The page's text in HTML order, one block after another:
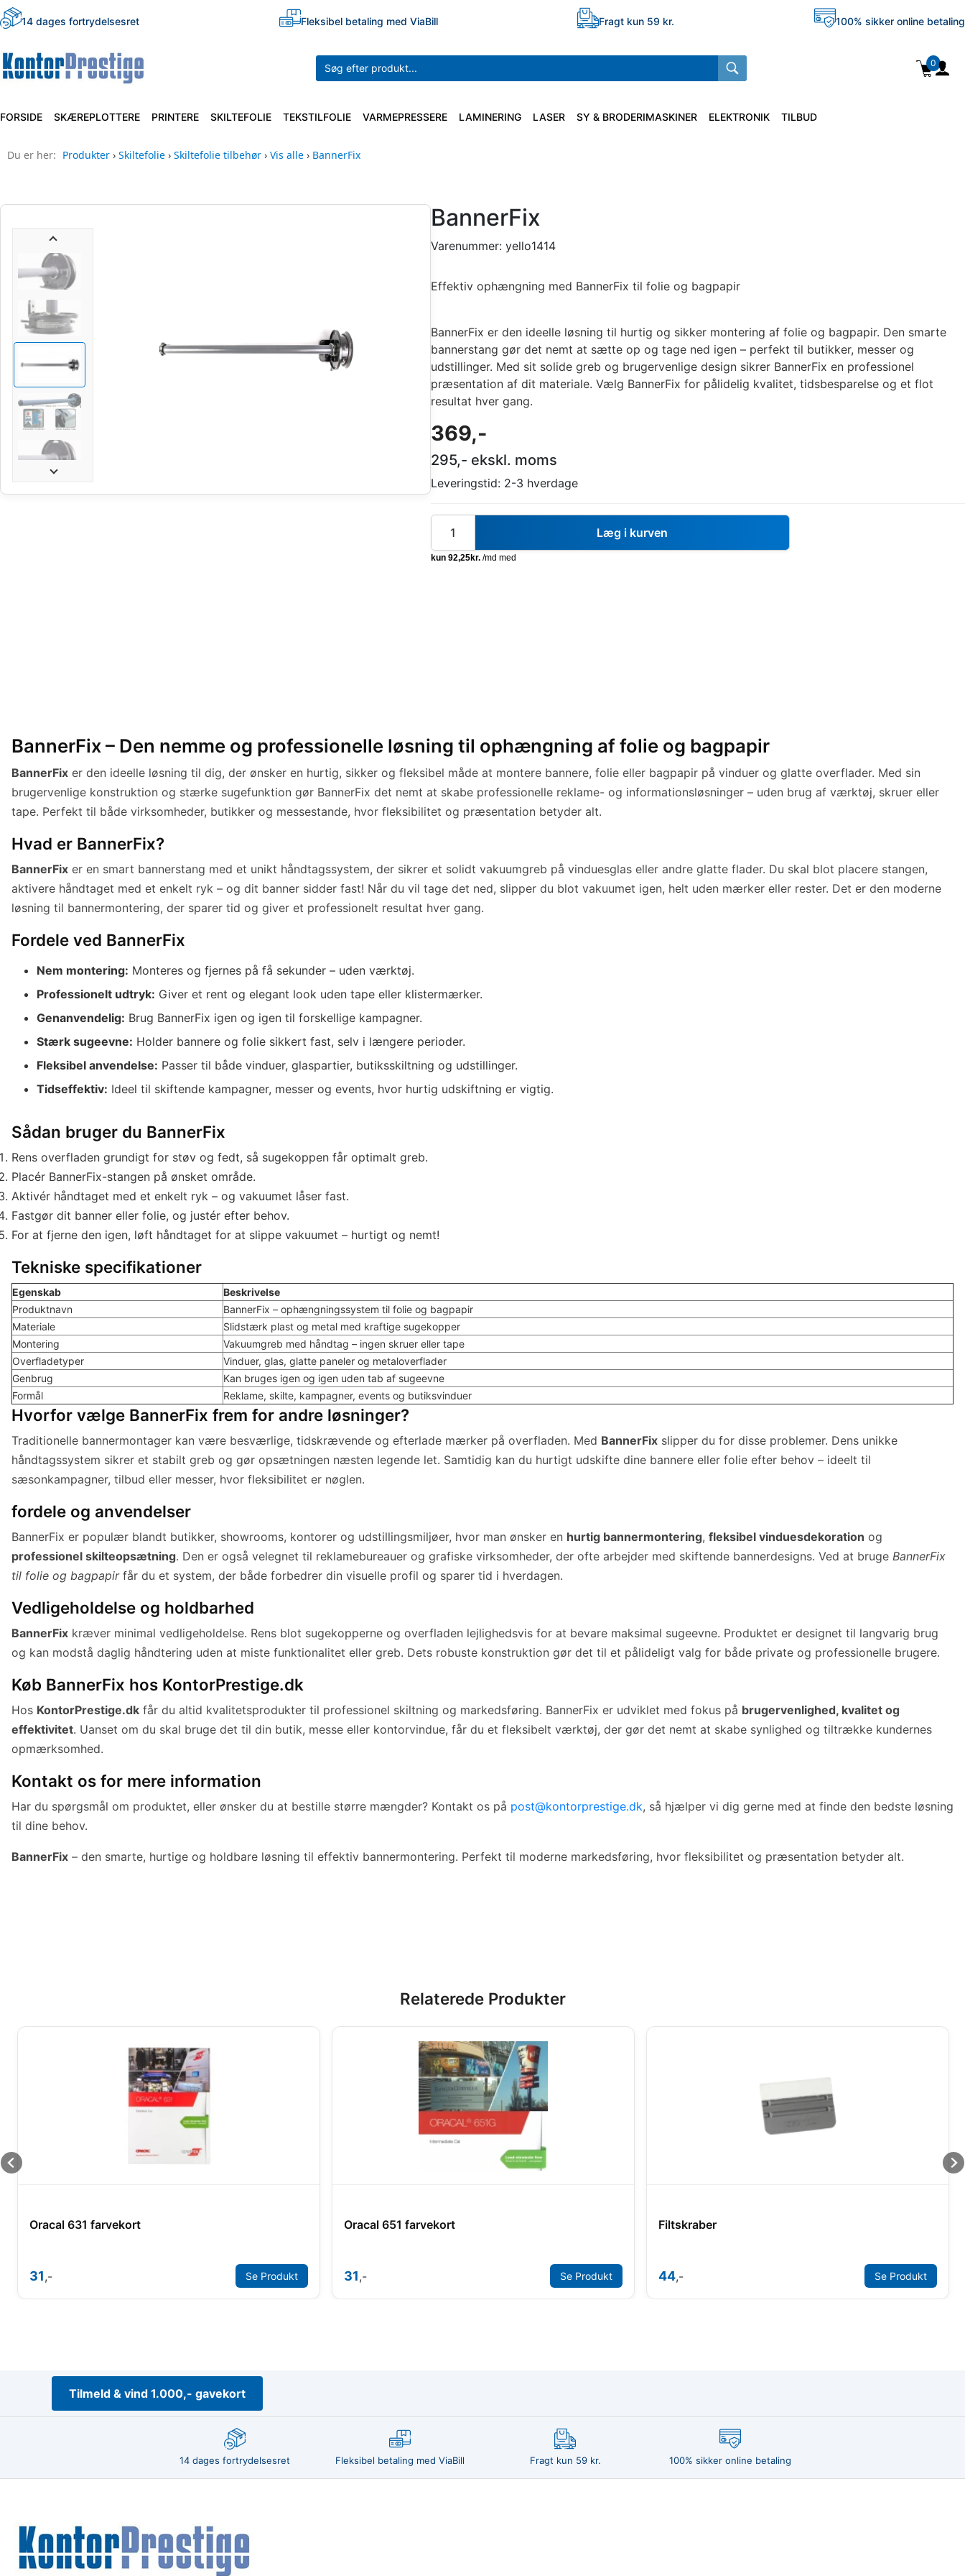
14 dages fortrydelsesret Fleksibel betaling med ViaBill Fragt kun 59 kr. 100% sikker online betaling
0
FORSIDE SKÆREPLOTTERE PRINTERE SKILTEFOLIE TEKSTILFOLIE VARMEPRESSERE LAMINERING LASER SY & BRODERIMASKINER ELEKTRONIK TILBUD
Du er her: Produkter › Skiltefolie › Skiltefolie tilbehør › Vis alle › BannerFix
BannerFix
Varenummer: yello1414
Effektiv ophængning med BannerFix til folie og bagpapir
BannerFix er den ideelle løsning til hurtig og sikker montering af folie og bagpapir. Den smarte
bannerstang gør det nemt at sætte op og tage ned igen – perfekt til butikker, messer og
udstillinger. Med sit solide greb og brugervenlige design sikrer BannerFix en professionel
præsentation af dit materiale. Vælg BannerFix for pålidelig kvalitet, tidsbesparelse og et flot
resultat hver gang.
369,-
295,- ekskl. moms
Leveringstid: 2-3 hverdage
Læg i kurven
BannerFix – Den nemme og professionelle løsning til ophængning af folie og bagpapir
BannerFix er den ideelle løsning til dig, der ønsker en hurtig, sikker og fleksibel måde at montere bannere, folie eller bagpapir på vinduer og glatte overflader. Med sin
brugervenlige konstruktion og stærke sugefunktion gør BannerFix det nemt at skabe professionelle reklame- og informationsløsninger – uden brug af værktøj, skruer eller
tape. Perfekt til både virksomheder, butikker og messestande, hvor fleksibilitet og præsentation betyder alt.
Hvad er BannerFix?
BannerFix er en smart bannerstang med et unikt håndtagssystem, der sikrer et solidt vakuumgreb på vinduesglas eller andre glatte flader. Du skal blot placere stangen,
aktivere håndtaget med et enkelt ryk – og dit banner sidder fast! Når du vil tage det ned, slipper du blot vakuumet igen, helt uden mærker eller rester. Det er den moderne
løsning til bannermontering, der sparer tid og giver et professionelt resultat hver gang.
Fordele ved BannerFix
Nem montering: Monteres og fjernes på få sekunder – uden værktøj.
Professionelt udtryk: Giver et rent og elegant look uden tape eller klistermærker.
Genanvendelig: Brug BannerFix igen og igen til forskellige kampagner.
Stærk sugeevne: Holder bannere og folie sikkert fast, selv i længere perioder.
Fleksibel anvendelse: Passer til både vinduer, glaspartier, butiksskiltning og udstillinger.
Tidseffektiv: Ideel til skiftende kampagner, messer og events, hvor hurtig udskiftning er vigtig.
Sådan bruger du BannerFix
Rens overfladen grundigt for støv og fedt, så sugekoppen får optimalt greb.
Placér BannerFix-stangen på ønsket område.
Aktivér håndtaget med et enkelt ryk – og vakuumet låser fast.
Fastgør dit banner eller folie, og justér efter behov.
For at fjerne den igen, løft håndtaget for at slippe vakuumet – hurtigt og nemt!
Tekniske specifikationer
Egenskab
Beskrivelse
Produktnavn
BannerFix – ophængningssystem til folie og bagpapir
Materiale
Slidstærk plast og metal med kraftige sugekopper
Montering
Vakuumgreb med håndtag – ingen skruer eller tape
Overfladetyper
Vinduer, glas, glatte paneler og metaloverflader
Genbrug
Kan bruges igen og igen uden tab af sugeevne
Formål
Reklame, skilte, kampagner, events og butiksvinduer
Hvorfor vælge BannerFix frem for andre løsninger?
Traditionelle bannermontager kan være besværlige, tidskrævende og efterlade mærker på overfladen. Med BannerFix slipper du for disse problemer. Dens unikke
håndtagssystem sikrer et stabilt greb og gør opsætningen næsten legende let. Samtidig kan du hurtigt udskifte dine bannere eller folie efter behov – ideelt til
sæsonkampagner, tilbud eller messer, hvor fleksibilitet er nøglen.
fordele og anvendelser
BannerFix er populær blandt butikker, showrooms, kontorer og udstillingsmiljøer, hvor man ønsker en hurtig bannermontering, fleksibel vinduesdekoration og
professionel skilteopsætning. Den er også velegnet til reklamebureauer og grafiske virksomheder, der ofte arbejder med skiftende bannerdesigns. Ved at bruge BannerFix
til folie og bagpapirfår du et system, der både forbedrer din visuelle profil og sparer tid i hverdagen.
Vedligeholdelse og holdbarhed
BannerFix kræver minimal vedligeholdelse. Rens blot sugekopperne og overfladen lejlighedsvis for at bevare maksimal sugeevne. Produktet er designet til langvarig brug
og kan modstå daglig håndtering uden at miste funktionalitet eller greb. Dets robuste konstruktion gør det til et pålideligt valg for både private og professionelle brugere.
Køb BannerFix hos KontorPrestige.dk
Hos KontorPrestige.dk får du altid kvalitetsprodukter til professionel skiltning og markedsføring. BannerFix er udviklet med fokus på brugervenlighed, kvalitet og
effektivitet. Uanset om du skal bruge det til din butik, messe eller kontorvindue, får du et fleksibelt værktøj, der gør det nemt at skabe synlighed og tiltrække kundernes
opmærksomhed.
Kontakt os for mere information
Har du spørgsmål om produktet, eller ønsker du at bestille større mængder? Kontakt os på post@kontorprestige.dk, så hjælper vi dig gerne med at finde den bedste løsning
til dine behov.
BannerFix – den smarte, hurtige og holdbare løsning til effektiv bannermontering. Perfekt til moderne markedsføring, hvor fleksibilitet og præsentation betyder alt.
Relaterede Produkter
Oracal 631 farvekort
31,- Se Produkt
Oracal 651 farvekort
31,- Se Produkt
Filtskraber
44,- Se Produkt
Tilmeld & vind 1.000,- gavekort
14 dages fortrydelsesret Fleksibel betaling med ViaBill Fragt kun 59 kr. 100% sikker online betaling